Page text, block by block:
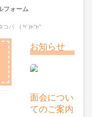
フォーム
コパ ( ‘༥’ )ŧ‹”ŧ‹”
お知らせ
面会につい
てのご案内